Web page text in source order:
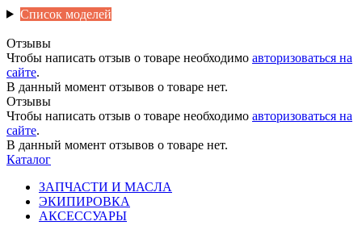
Список моделей
Отзывы
Чтобы написать отзыв о товаре необходимо авторизоваться на
сайте.
В данный момент отзывов о товаре нет.
Отзывы
Чтобы написать отзыв о товаре необходимо авторизоваться на
сайте.
В данный момент отзывов о товаре нет.
Каталог
ЗАПЧАСТИ И МАСЛА
ЭКИПИРОВКА
АКСЕССУАРЫ